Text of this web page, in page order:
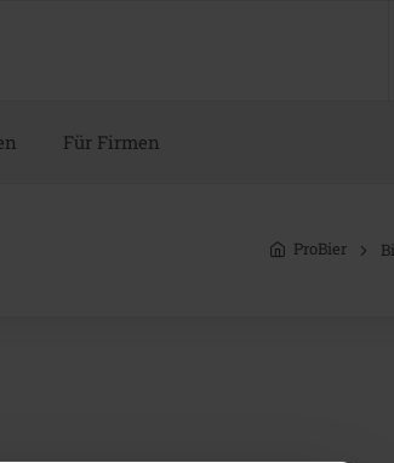
Für Firmen
ProBier